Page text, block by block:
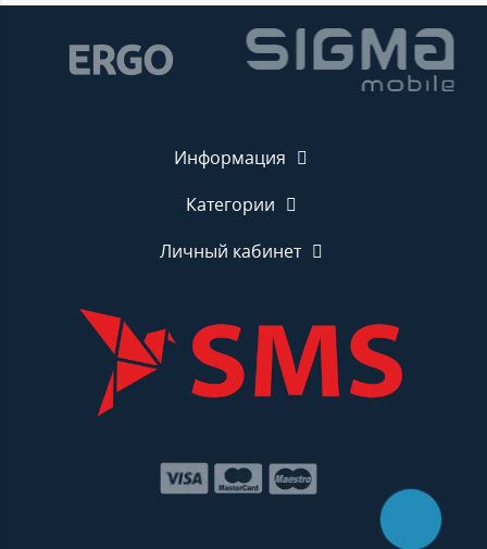
Информация
Категории
Личный кабинет